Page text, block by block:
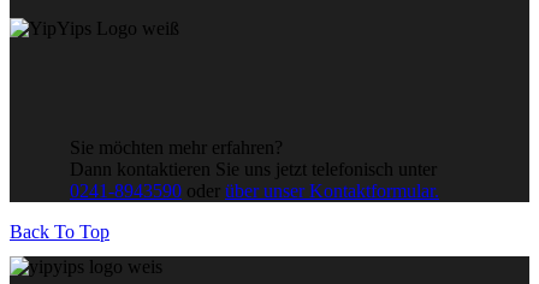
Sie möchten mehr erfahren?
Dann kontaktieren Sie uns jetzt telefonisch unter
0241-8943590 oder über unser Kontaktformular.
Back To Top